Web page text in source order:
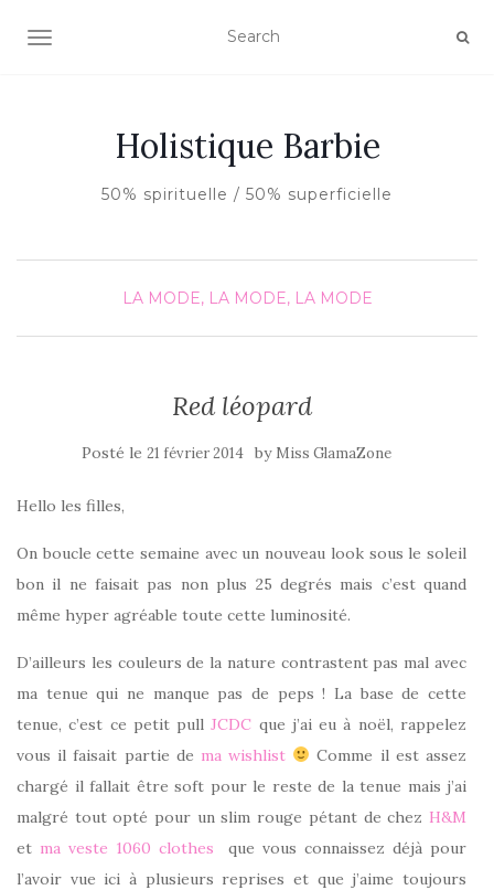
AFFICHER/MASQUER LA NAVIGATION
Holistique Barbie
50% spirituelle / 50% superficielle
LA MODE, LA MODE, LA MODE
Red léopard
Posté le 21 février 2014 by Miss GlamaZone
Hello les filles,
On boucle cette semaine avec un nouveau look sous le soleil
bon il ne faisait pas non plus 25 degrés mais c’est quand
même hyper agréable toute cette luminosité.
D’ailleurs les couleurs de la nature contrastent pas mal avec
ma tenue qui ne manque pas de peps ! La base de cette
tenue, c’est ce petit pullJCDC que j’ai eu à noël, rappelez
vous il faisait partie de ma wishlist
Comme il est assez
chargé il fallait être soft pour le reste de la tenue mais j’ai
malgré tout opté pour un slim rouge pétant de chez H&M
et ma veste 1060 clothes que vous connaissez déjà pour
l’avoir vue ici à plusieurs reprises et que j’aime toujours